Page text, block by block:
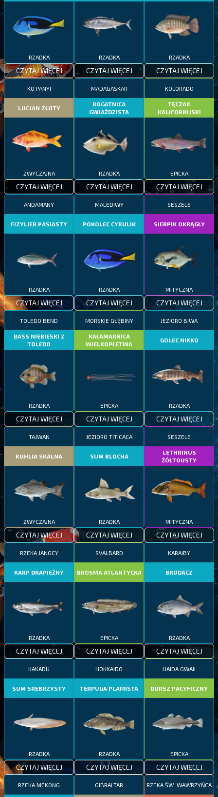
RZADKA
CZYTAJ WIĘCEJ
RZADKA
CZYTAJ WIĘCEJ
RZADKA
CZYTAJ WIĘCEJ
KO PANYI
LUCJAN ZŁOTY
ZWYCZAJNA
CZYTAJ WIĘCEJ
MADAGASKAR
ROGATNICA
GWIAŹDZISTA
RZADKA
CZYTAJ WIĘCEJ
KOLORADO
TĘCZAK
KALIFORNIJSKI
EPICKA
CZYTAJ WIĘCEJ
ANDAMANY
FIZYLIER PASIASTY
RZADKA
CZYTAJ WIĘCEJ
MALEDIWY
POKOLEC CYRULIK
RZADKA
CZYTAJ WIĘCEJ
SESZELE
SIERPIK OKRĄGŁY
MITYCZNA
CZYTAJ WIĘCEJ
TOLEDO BEND
BASS NIEBIESKI Z
TOLEDO
RZADKA
CZYTAJ WIĘCEJ
MORSKIE GŁĘBINY
KAŁAMARNICA
WIELKOPŁETWA
EPICKA
CZYTAJ WIĘCEJ
JEZIORO BIWA
GOLEC NIKKO
RZADKA
CZYTAJ WIĘCEJ
TAJWAN
KUHLIA SKALNA
ZWYCZAJNA
CZYTAJ WIĘCEJ
JEZIORO TITICACA
SUM BLOCHA
RZADKA
CZYTAJ WIĘCEJ
SESZELE
LETHRINUS
ŻÓŁTOUSTY
MITYCZNA
CZYTAJ WIĘCEJ
RZEKA JANGCY
KARP DRAPIEŻNY
RZADKA
CZYTAJ WIĘCEJ
SVALBARD
BROSMA ATLANTYCKA
EPICKA
CZYTAJ WIĘCEJ
KARAIBY
BRODACZ
RZADKA
CZYTAJ WIĘCEJ
KAKADU
SUM SREBRZYSTY
RZADKA
CZYTAJ WIĘCEJ
HOKKAIDO
TERPUGA PLAMISTA
RZADKA
CZYTAJ WIĘCEJ
HAIDA GWAII
DORSZ PACYFICZNY
EPICKA
CZYTAJ WIĘCEJ
RZEKA MEKONG GIBRALTAR RZEKA ŚW. WAWRZYŃCA